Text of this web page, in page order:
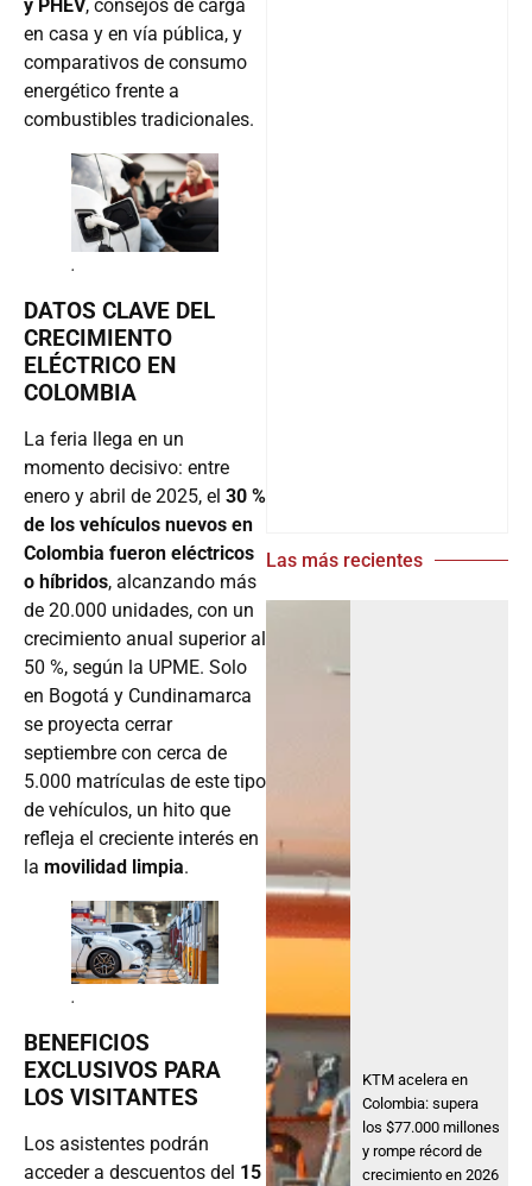
y PHEV, consejos de carga
en casa y en vía pública, y
comparativos de consumo
energético frente a
combustibles tradicionales.
.
DATOS CLAVE DEL
CRECIMIENTO
ELÉCTRICO EN
COLOMBIA
La feria llega en un
momento decisivo: entre
enero y abril de 2025, el 30 %
de los vehículos nuevos en
Colombia fueron eléctricos
o híbridos, alcanzando más
de 20.000 unidades, con un
crecimiento anual superior al
50 %, según la UPME. Solo
en Bogotá y Cundinamarca
se proyecta cerrar
septiembre con cerca de
5.000 matrículas de este tipo
de vehículos, un hito que
refleja el creciente interés en
la movilidad limpia.
.
BENEFICIOS
EXCLUSIVOS PARA
LOS VISITANTES
Los asistentes podrán
acceder a descuentos del 15
Las más recientes
KTM acelera en
Colombia: supera
los $77.000 millones
y rompe récord de
crecimiento en 2026